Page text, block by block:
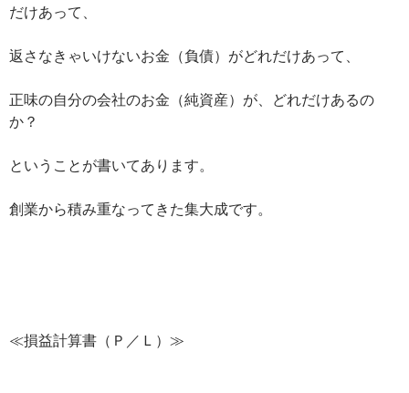
だけあって、
返さなきゃいけないお金（負債）がどれだけあって、
正味の自分の会社のお金（純資産）が、どれだけあるの
か？
ということが書いてあります。
創業から積み重なってきた集大成です。
≪損益計算書（Ｐ／Ｌ）≫